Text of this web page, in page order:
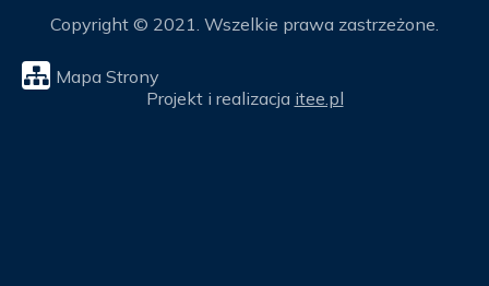
Copyright © 2021. Wszelkie prawa zastrzeżone.
Mapa Strony
Projekt i realizacja itee.pl